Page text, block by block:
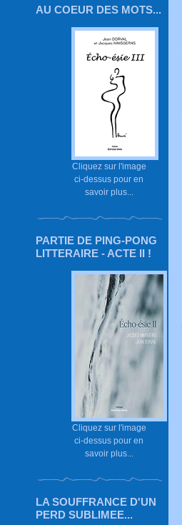
AU COEUR DES MOTS...
Cliquez sur l'image
ci-dessus pour en
savoir plus...
PARTIE DE PING-PONG
LITTERAIRE - ACTE II !
Cliquez sur l'image
ci-dessus pour en
savoir plus...
LA SOUFFRANCE D'UN
PERD SUBLIMEE...